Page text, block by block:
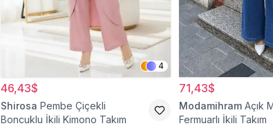
4
46,43$
Shirosa Pembe Çiçekli
Boncuklu İkili Kimono Takım
71,43$
Modamihram Açık
Fermuarlı İkili Takım